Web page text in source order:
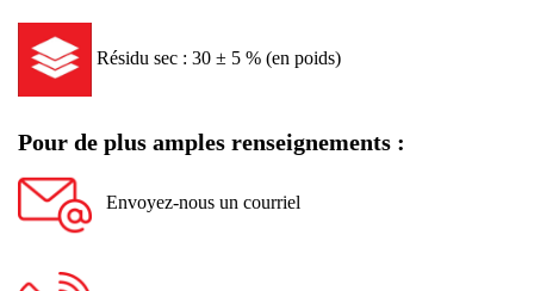
Résidu sec : 30 ± 5 % (en poids)
Pour de plus amples renseignements :
Envoyez-nous un courriel